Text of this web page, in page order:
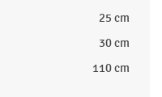
25 cm
30 cm
110 cm